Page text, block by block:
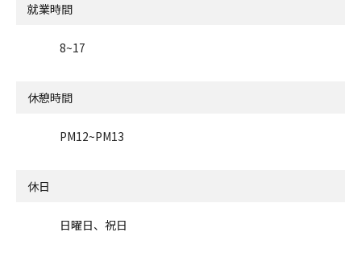
就業時間
8~17
休憩時間
PM12~PM13
休日
日曜日、祝日